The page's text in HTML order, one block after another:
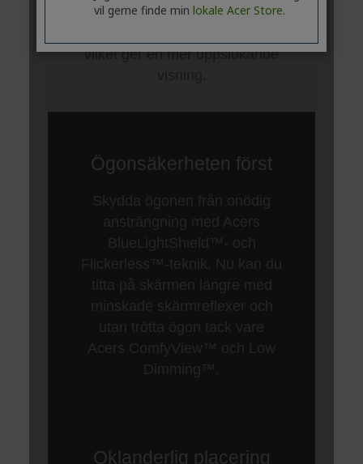
vil gerne finde min lokale Acer Store.